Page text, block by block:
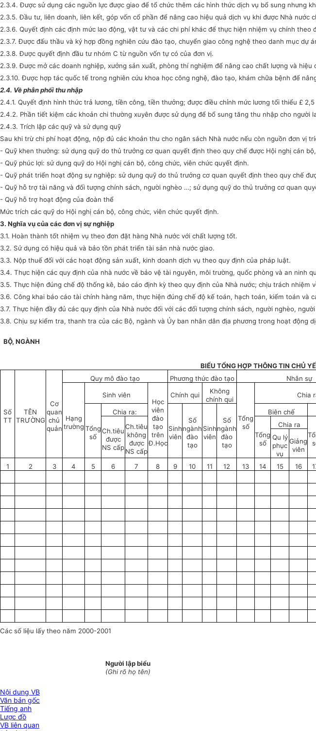
2.3.4. Được sử dụng các nguồn lực được giao để tổ chức thêm các hình thức dịch vụ bổ sung nhưng
2.3.5. Đầu tư, liên doanh, liên kết, góp vốn cổ phần để nâng cao hiệu quả dịch vụ khi được Nhà nước
2.3.6. Quyết định các định mức lao động, vật tư và các chi phí khác để thực hiện nhiệm vụ chính theo
2.3.7. Được đấu thầu và ký hợp đồng nghiên cứu đào tạo, chuyển giao công nghệ theo danh mục dự
2.3.8. Được quyết định đầu tư nhóm C từ nguồn vốn tự có của đơn vị.
2.3.9. Được mở các doanh nghiệp, xưởng sản xuất, phòng thí nghiệm để nâng cao chất lượng và hiệu
2.3.10. Được hợp tác quốc tế trong nghiên cứu khoa học công nghệ, đào tạo, khám chữa bệnh để
2.4. Về phân phối thu nhập
2.4.1. Quyết định hình thức trả lương, tiền công, tiền thưởng; được điều chỉnh mức lương tối thiểu £
2.4.2. Phần tiết kiệm các khoản chi thường xuyên được sử dụng để bổ sung tăng thu nhập cho người
2.4.3. Trích lập các quỹ và sử dụng quỹ
Sau khi trừ chi phí hoạt động, nộp đủ các khoản thu cho ngân sách Nhà nước nếu còn nguồn đơn vị
- Quỹ khen thưởng: sử dụng quỹ do thủ trưởng cơ quan quyết định theo quy chế được Hội nghị cán
- Quỹ phúc lợi: sử dụng quỹ do Hội nghị cán bộ, công chức, viên chức quyết định.
- Quỹ phát triển hoạt động sự nghiệp: sử dụng quỹ do thủ trưởng cơ quan quyết định theo quy chế
- Quỹ hỗ trợ tài năng và đối tượng chính sách, người nghèo …; sử dụng quỹ do thủ trưởng cơ quan
- Quỹ hỗ trợ hoạt động của đoàn thể
Mức trích các quỹ do Hội nghị cán bộ, công chức, viên chức quyết định.
3. Nghĩa vụ của các đơn vị sự nghiệp
3.1. Hoàn thành tốt nhiệm vụ theo đơn đặt hàng Nhà nước với chất lượng tốt.
3.2. Sử dụng có hiệu quả và bảo tồn phát triển tài sản nhà nước giao.
3.3. Nộp thuế đối với các hoạt động sản xuất, kinh doanh dịch vụ theo quy định của pháp luật.
3.4. Thực hiện các quy định của nhà nước về bảo vệ tài nguyên, môi trường, quốc phòng và an ninh
3.5. Thực hiện đúng chế độ thống kê, báo cáo định kỳ theo quy định của Nhà nước; chịu trách nhiệm
3.6. Công khai báo cáo tài chính hàng năm, thực hiện đúng chế độ kế toán, hạch toán, kiểm toán và
3.7. Thực hiện đầy đủ các quy định của Nhà nước đối với các đối tượng chính sách, người nghèo,
3.8. Chịu sự kiểm tra, thanh tra của các Bộ, ngành và Ủy ban nhân dân địa phương trong hoạt động
BỘ, NGÀNH
BIỂU TỔNG HỢP THÔNG TIN CHỦ
Số
TT
TÊN
TRƯỜNG
Cơ
quan
chủ
quản
Quy mô đào tạo Phương thức đào tạo Nhân sự
Hạng
trường
Sinh viên
Học
viên
đào
tạo
trên
Đ.Học
Chính qui
Không
chính qui
Tổng
số
Chia
Tổng
số
Chia ra:
Sinh
viên
Số
ngành
đào
tạo
Sinh
viên
Số
ngành
đào
tạo
Biên chế
Ch.tiêu
được
NS cấp
Ch.tiêu
không
được
NS cấp
Tổng
số
Chia ra
Qu lý
phục
vụ
Giảng
viên
1
2 3 4 5 6 7 8 9 10 11 12 13 14 15 16
Các số liệu lấy theo năm 2000-2001
Người lập biểu
(Ghi rõ họ tên)
Nội dung VB
Văn bản gốc
Tiếng anh
Lược đồ
VB liên quan